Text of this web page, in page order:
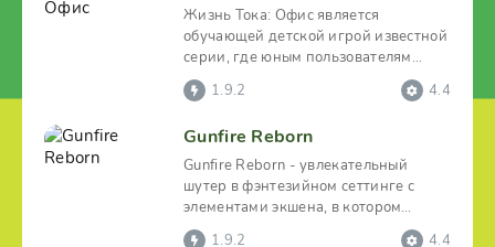
Жизнь Тока: Офис является
обучающей детской игрой известной
серии, где юным пользователям
дается возможность примерить
1.9.2 4.4
Gunfire Reborn
Gunfire Reborn - увлекательный
шутер в фэнтезийном сеттинге с
элементами экшена, в котором
пользователю придется немало
1.9.2 4.4